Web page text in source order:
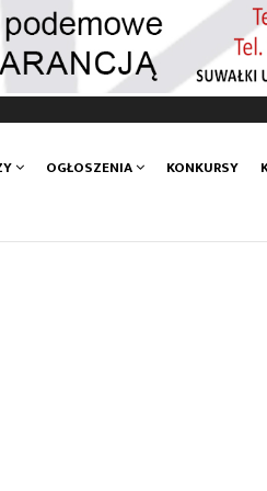
OGŁOSZENIA KONKURSY